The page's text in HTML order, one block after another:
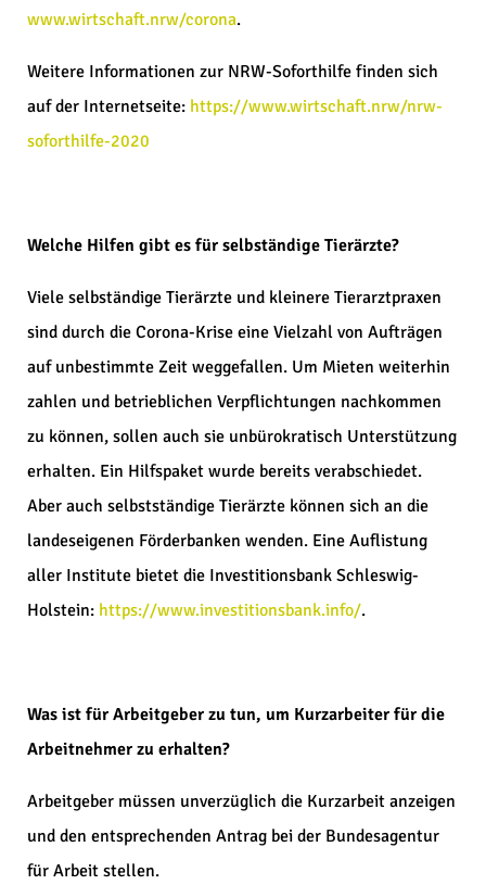
www.wirtschaft.nrw/corona.
Weitere Informationen zur NRW-Soforthilfe finden sich
auf der Internetseite: https://www.wirtschaft.nrw/nrw-
soforthilfe-2020
Welche Hilfen gibt es für selbständige Tierärzte?
Viele selbständige Tierärzte und kleinere Tierarztpraxen
sind durch die Corona-Krise eine Vielzahl von Aufträgen
auf unbestimmte Zeit weggefallen. Um Mieten weiterhin
zahlen und betrieblichen Verpflichtungen nachkommen
zu können, sollen auch sie unbürokratisch Unterstützung
erhalten. Ein Hilfspaket wurde bereits verabschiedet.
Aber auch selbstständige Tierärzte können sich an die
landeseigenen Förderbanken wenden. Eine Auflistung
aller Institute bietet die Investitionsbank Schleswig-
Holstein: https://www.investitionsbank.info/.
Was ist für Arbeitgeber zu tun, um Kurzarbeiter für die
Arbeitnehmer zu erhalten?
Arbeitgeber müssen unverzüglich die Kurzarbeit anzeigen
und den entsprechenden Antrag bei der Bundesagentur
für Arbeit stellen.